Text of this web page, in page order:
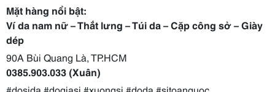
Mặt hàng nổi bật:
Ví da nam nữ – Thắt lưng – Túi da – Cặp công sở – Giày
dép
90A Bùi Quang Là, TP.HCM
0385.903.033 (Xuân)